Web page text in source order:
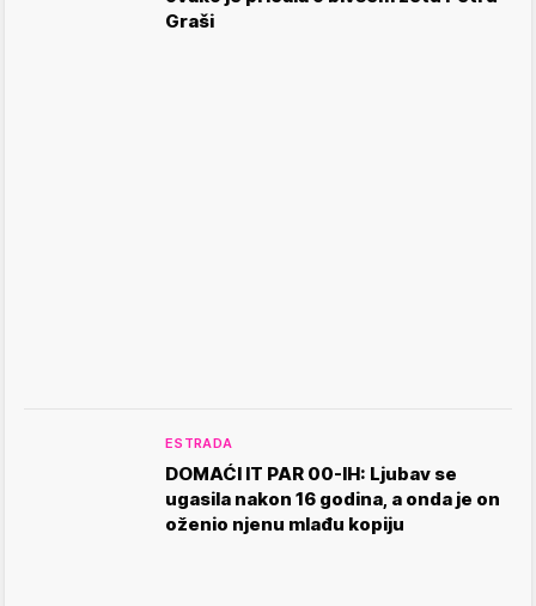
Graši
ESTRADA
DOMAĆI IT PAR 00-IH: Ljubav se
ugasila nakon 16 godina, a onda je on
oženio njenu mlađu kopiju